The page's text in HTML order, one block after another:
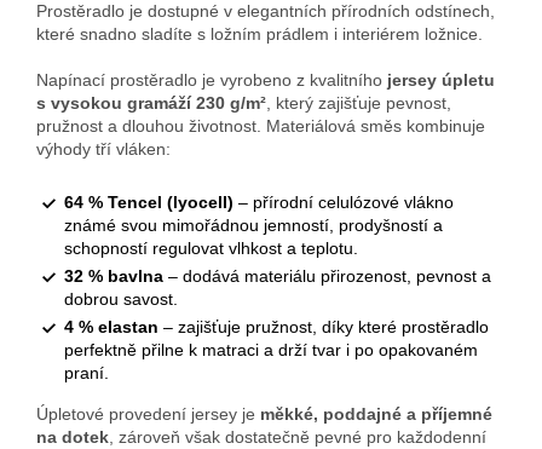
Prostěradlo je dostupné v elegantních přírodních odstínech,
které snadno sladíte s ložním prádlem i interiérem ložnice.
Napínací prostěradlo je vyrobeno z kvalitního jersey úpletu
s vysokou gramáží 230 g/m², který zajišťuje pevnost,
pružnost a dlouhou životnost. Materiálová směs kombinuje
výhody tří vláken:
64 % Tencel (lyocell) – přírodní celulózové vlákno
známé svou mimořádnou jemností, prodyšností a
schopností regulovat vlhkost a teplotu.
32 % bavlna – dodává materiálu přirozenost, pevnost a
dobrou savost.
4 % elastan – zajišťuje pružnost, díky které prostěradlo
perfektně přilne k matraci a drží tvar i po opakovaném
praní.
Úpletové provedení jersey je měkké, poddajné a příjemné
na dotek, zároveň však dostatečně pevné pro každodenní